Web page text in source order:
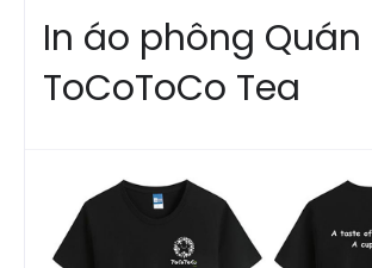
In áo phông Quán
ToCoToCo Tea